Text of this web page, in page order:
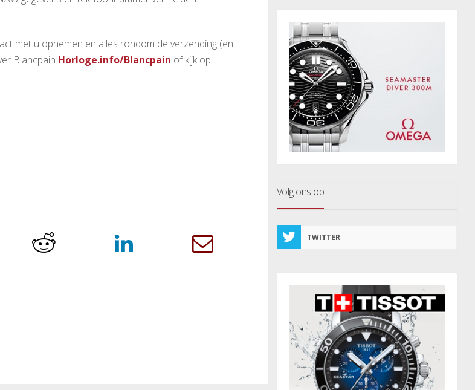
met u opnemen en alles rondom de verzending (en
Blancpain Horloge.info/Blancpain of kijk op
Volg ons op
TWITTER